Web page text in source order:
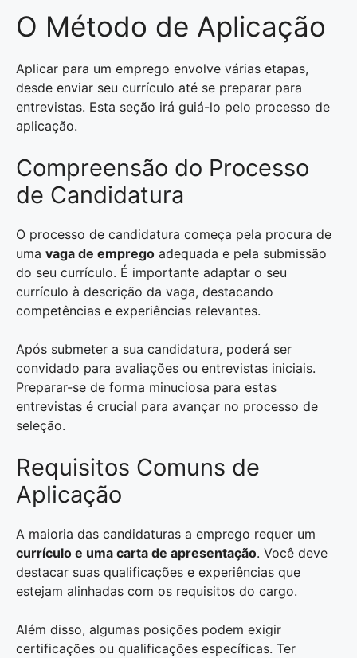
O Método de Aplicação
Aplicar para um emprego envolve várias etapas,
desde enviar seu currículo até se preparar para
entrevistas. Esta seção irá guiá-lo pelo processo de
aplicação.
Compreensão do Processo
de Candidatura
O processo de candidatura começa pela procura de
uma vaga de emprego adequada e pela submissão
do seu currículo. É importante adaptar o seu
currículo à descrição da vaga, destacando
competências e experiências relevantes.
Após submeter a sua candidatura, poderá ser
convidado para avaliações ou entrevistas iniciais.
Preparar-se de forma minuciosa para estas
entrevistas é crucial para avançar no processo de
seleção.
Requisitos Comuns de
Aplicação
A maioria das candidaturas a emprego requer um
currículo e uma carta de apresentação. Você deve
destacar suas qualificações e experiências que
estejam alinhadas com os requisitos do cargo.
Além disso, algumas posições podem exigir
certificações ou qualificações específicas. Ter